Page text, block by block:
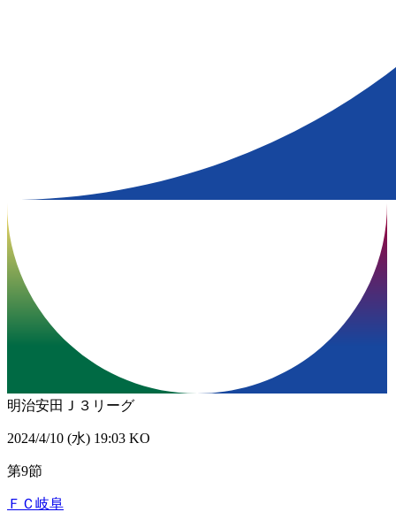
明治安田Ｊ３リーグ
2024/4/10 (水) 19:03 KO
第9節
ＦＣ岐阜